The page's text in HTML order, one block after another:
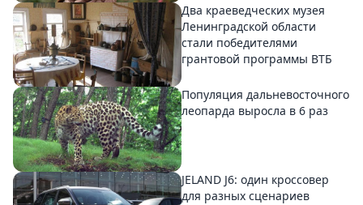
Два краеведческих музея
Ленинградской области
стали победителями
грантовой программы ВТБ
Популяция дальневосточного
леопарда выросла в 6 раз
JELAND J6: один кроссовер
для разных сценариев